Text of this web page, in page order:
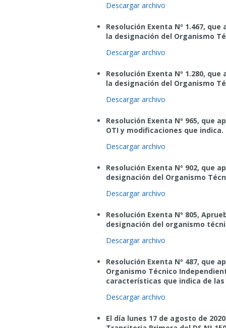
Descargar archivo
Resolución Exenta Nº 1.467,
la designación del Organismo
Descargar archivo
Resolución Exenta Nº 1.280,
la designación del Organismo
Descargar archivo
Resolución Exenta Nº 965, que
OTI y modificaciones que indica.
Descargar archivo
Resolución Exenta Nº 902, que
designación del Organismo
Descargar archivo
Resolución Exenta Nº 805,
designación del organismo
Descargar archivo
Resolución Exenta Nº 487, que
Organismo Técnico
características que indica de
Descargar archivo
El día lunes 17 de agosto de